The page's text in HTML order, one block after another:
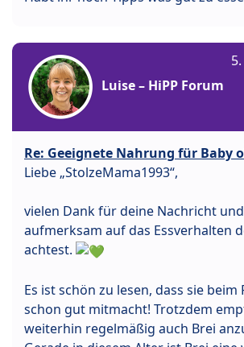
Luise – HiPP Forum
Re: Geeignete Nahrung für Baby
Liebe „StolzeMama1993“,
vielen Dank für deine Nachricht
aufmerksam auf das Essverhalten
achtest.
Es ist schön zu lesen, dass sie
schon gut mitmacht! Trotzdem
weiterhin regelmäßig auch Brei